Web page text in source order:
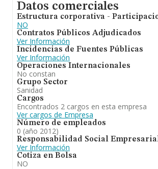
Datos comerciales
Estructura corporativa -
NO
Contratos Públicos Adjudicados
Ver Información
Incidencias de Fuentes Públicas
Ver Información
Operaciones Internacionales
No constan
Grupo Sector
Sanidad
Cargos
Encontrados 2 cargos en esta empresa
Ver cargos de Empresa
Número de empleados
0 (año 2012)
Responsabilidad Social
Ver Información
Cotiza en Bolsa
NO